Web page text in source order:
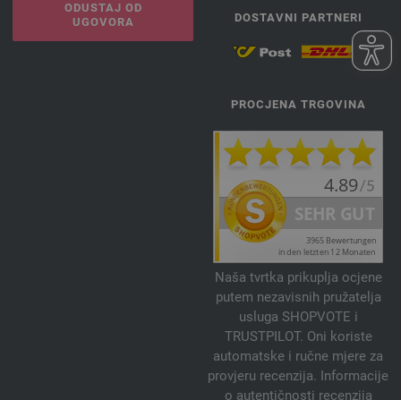
ODUSTAJ OD
UGOVORA
DOSTAVNI PARTNERI
PROCJENA TRGOVINA
Naša tvrtka prikuplja ocjene
putem nezavisnih pružatelja
usluga SHOPVOTE i
TRUSTPILOT. Oni koriste
automatske i ručne mjere za
provjeru recenzija. Informacije
o autentičnosti recenzija